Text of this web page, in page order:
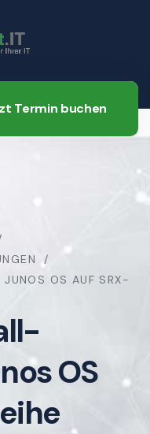
Termin buchen
JUNOS OS AUF SRX-
OS